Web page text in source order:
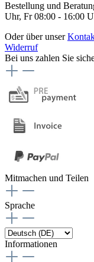
Bestellung und
Uhr, Fr 08:00 - 16:00
Oder über unser
Widerruf
Bei uns zahlen Sie
Mitmachen und Teilen
Sprache
Informationen